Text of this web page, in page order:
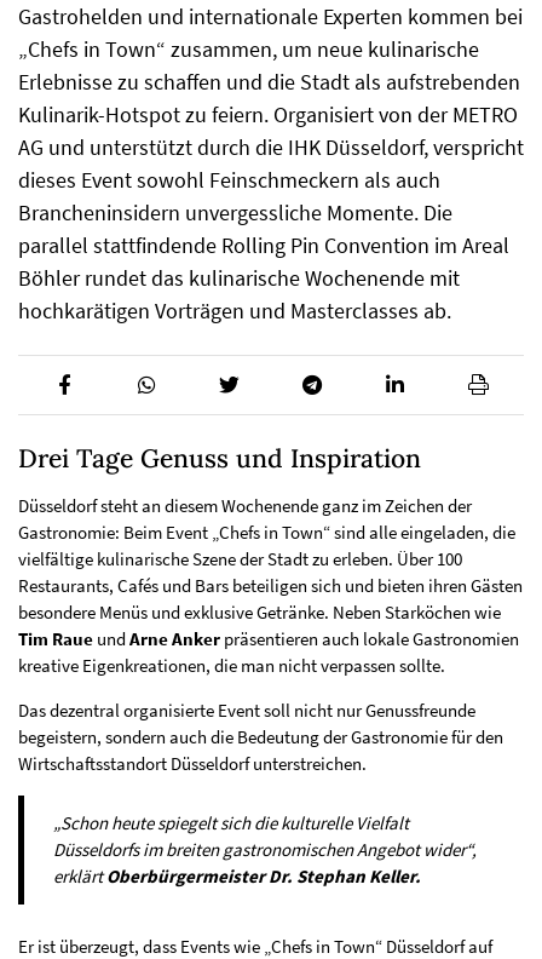
Gastrohelden und internationale Experten kommen bei
„Chefs in Town“ zusammen, um neue kulinarische
Erlebnisse zu schaffen und die Stadt als aufstrebenden
Kulinarik-Hotspot zu feiern. Organisiert von der METRO
AG und unterstützt durch die IHK Düsseldorf, verspricht
dieses Event sowohl Feinschmeckern als auch
Brancheninsidern unvergessliche Momente. Die
parallel stattfindende Rolling Pin Convention im Areal
Böhler rundet das kulinarische Wochenende mit
hochkarätigen Vorträgen und Masterclasses ab.
Drei Tage Genuss und Inspiration
Düsseldorf steht an diesem Wochenende ganz im Zeichen der
Gastronomie: Beim Event „Chefs in Town“ sind alle eingeladen, die
vielfältige kulinarische Szene der Stadt zu erleben. Über 100
Restaurants, Cafés und Bars beteiligen sich und bieten ihren Gästen
besondere Menüs und exklusive Getränke. Neben Starköchen wie
Tim Raue undArne Anker präsentieren auch lokale Gastronomien
kreative Eigenkreationen, die man nicht verpassen sollte.
Das dezentral organisierte Event soll nicht nur Genussfreunde
begeistern, sondern auch die Bedeutung der Gastronomie für den
Wirtschaftsstandort Düsseldorf unterstreichen.
„Schon heute spiegelt sich die kulturelle Vielfalt
Düsseldorfs im breiten gastronomischen Angebot wider“,
erklärtOberbürgermeister Dr. Stephan Keller.
Er ist überzeugt, dass Events wie „Chefs in Town“ Düsseldorf auf